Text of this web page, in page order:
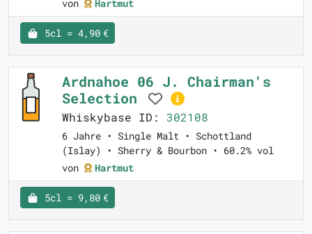
von
Hartmut
5cl = 4,90 €
Ardnahoe 06 J. Chairman's
Selection
Whiskybase ID: 302108
6 Jahre • Single Malt • Schottland
(Islay) • Sherry & Bourbon • 60.2% vol
von
Hartmut
5cl = 9,80 €